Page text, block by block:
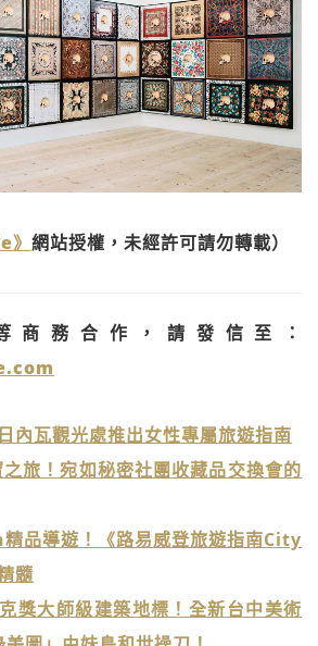
》 網站授權，未經許可請勿轉載）
商務合作，請發信至：
內瓦觀光處推出女性專屬旅遊指南
旅！宛如秘密社團收藏品交換會的
品導遊！《路易威登旅遊指南City
髓
獎大師級建築地標！全新台中美術